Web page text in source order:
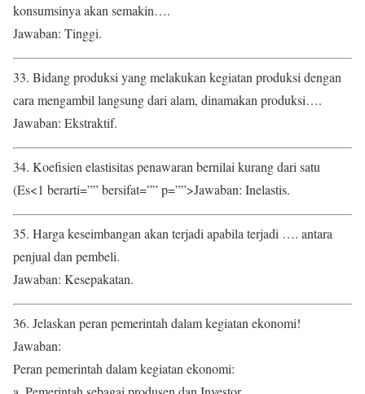
konsumsinya akan semakin….
Jawaban: Tinggi.
33. Bidang produksi yang melakukan kegiatan produksi dengan
cara mengambil langsung dari alam, dinamakan produksi….
Jawaban: Ekstraktif.
34. Koefisien elastisitas penawaran bernilai kurang dari satu
(Es<1 berarti=”” bersifat=”” p=””>Jawaban: Inelastis.
35. Harga keseimbangan akan terjadi apabila terjadi …. antara
penjual dan pembeli.
Jawaban: Kesepakatan.
36. Jelaskan peran pemerintah dalam kegiatan ekonomi!
Jawaban:
Peran pemerintah dalam kegiatan ekonomi: